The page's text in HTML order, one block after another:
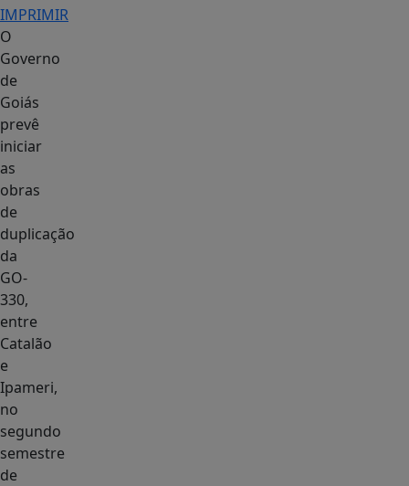
IMPRIMIR
O
Governo
de
Goiás
prevê
iniciar
as
obras
de
duplicação
da
GO-
330,
entre
Catalão
e
Ipameri,
no
segundo
semestre
de